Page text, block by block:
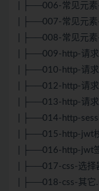
| ├──006-常见元
| ├──007-常见元
| ├──008-常见元
| ├──009-http-请
| ├──010-http-请
| ├──012-http-请
| ├──013-http-请
| ├──014-http-
| ├──015-http-jwt
| ├──016-http-jwt
| ├──017-css-选择
| ├──018-css-其它